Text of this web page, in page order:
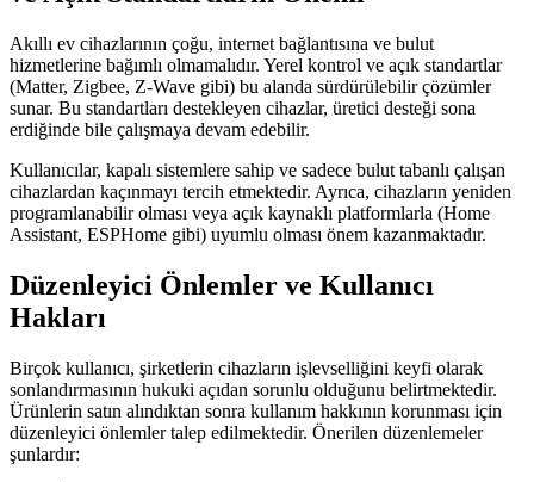
Akıllı ev cihazlarının çoğu, internet bağlantısına ve bulut
hizmetlerine bağımlı olmamalıdır. Yerel kontrol ve açık standartlar
(Matter, Zigbee, Z-Wave gibi) bu alanda sürdürülebilir çözümler
sunar. Bu standartları destekleyen cihazlar, üretici desteği sona
erdiğinde bile çalışmaya devam edebilir.
Kullanıcılar, kapalı sistemlere sahip ve sadece bulut tabanlı çalışan
cihazlardan kaçınmayı tercih etmektedir. Ayrıca, cihazların yeniden
programlanabilir olması veya açık kaynaklı platformlarla (Home
Assistant, ESPHome gibi) uyumlu olması önem kazanmaktadır.
Düzenleyici Önlemler ve Kullanıcı
Hakları
Birçok kullanıcı, şirketlerin cihazların işlevselliğini keyfi olarak
sonlandırmasının hukuki açıdan sorunlu olduğunu belirtmektedir.
Ürünlerin satın alındıktan sonra kullanım hakkının korunması için
düzenleyici önlemler talep edilmektedir. Önerilen düzenlemeler
şunlardır: